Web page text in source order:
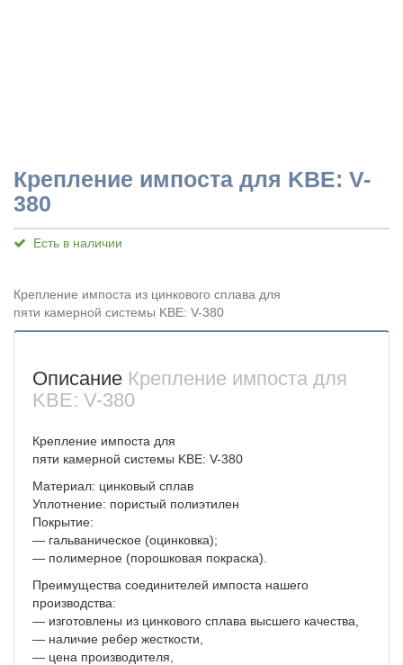
Крепление импоста для KBE: V-
380
Есть в наличии
Крепление импоста из цинкового сплава для
пяти камерной системы KBE: V-380
Описание Крепление импоста для
KBE: V-380
Крепление импоста для
пяти камерной системы KBE: V-380
Материал: цинковый сплав
Уплотнение: пористый полиэтилен
Покрытие:
— гальваническое (оцинковка);
— полимерное (порошковая покраска).
Преимущества соединителей импоста нашего
производства:
— изготовлены из цинкового сплава высшего качества,
— наличие ребер жесткости,
— цена производителя,